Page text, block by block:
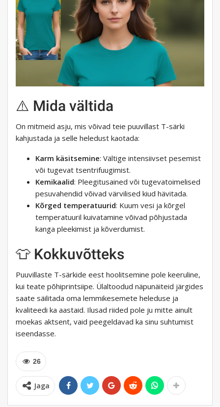
⚠️ Mida vältida
On mitmeid asju, mis võivad teie puuvillast T-särki
kahjustada ja selle heledust kaotada:
Karm käsitsemine: Vältige intensiivset pesemist
või tugevat tsentrifuugimist.
Kemikaalid: Pleegitusained või tugevatoimelised
pesuvahendid võivad värvilised kiud hävitada.
Kõrged temperatuurid: Kuum vesi ja kõrgel
temperatuuril kuivatamine võivad põhjustada
kanga pleekimist ja kõverdumist.
👕 Kokkuvõtteks
Puuvillaste T-särkide eest hoolitsemine pole keeruline,
kui teate põhiprintsiipe. Ülaltoodud näpunäiteid järgides
saate säilitada oma lemmikesemete heleduse ja
kvaliteedi ka aastaid. Ilusad riided pole ju mitte ainult
moekas aktsent, vaid peegeldavad ka sinu suhtumist
iseendasse.
26
Jaga